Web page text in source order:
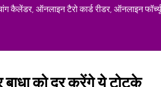
कैलेंडर, ऑनलाइन टैरो कार्ड रीडर, ऑनलाइन
को दूर करेंगे ये टोटके